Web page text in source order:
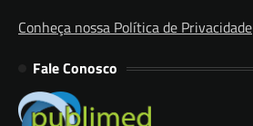
Conheça nossa Política de Privacidade
Fale Conosco